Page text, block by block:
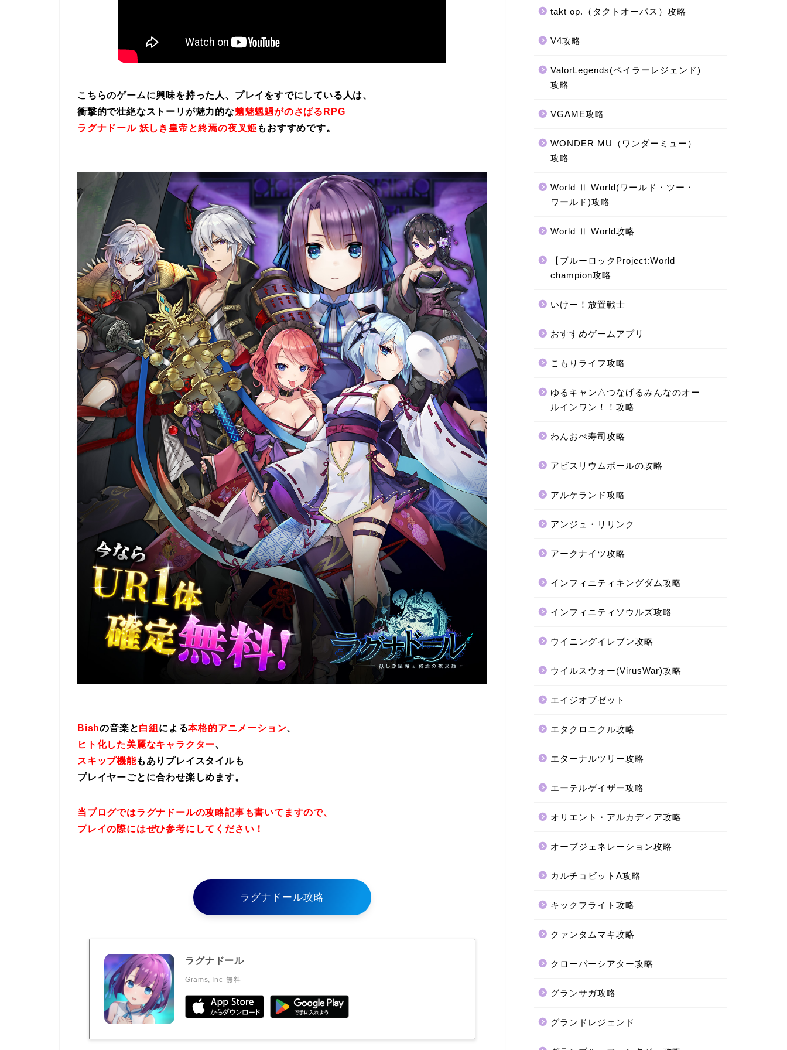
こちらのゲームに興味を持った人、プレイをすでにしている人は、
衝撃的で壮絶なストーリが魅力的な魑魅魍魎がのさばるRPG
ラグナドール 妖しき皇帝と終焉の夜叉姫 もおすすめです。
Bishの音楽と白組 による本格的アニメーション、
ヒト化した美麗なキャラクター、
スキップ機能もありプレイスタイルも
プレイヤーごとに合わせ楽しめます。
当ブログではラグナドールの攻略記事も書いてますので、
プレイの際にはぜひ参考にしてください！
ラグナドール攻略
ラグナドール
Grams, Inc 無料
takt op.（タクトオーパス）攻略
V4攻略
ValorLegends(ベイラーレジェンド)
攻略
VGAME攻略
WONDER MU（ワンダーミュー）
攻略
World Ⅱ World(ワールド・ツー・
ワールド)攻略
World Ⅱ World攻略
【ブルーロックProject:World
champion攻略
いけー！放置戦士
おすすめゲームアプリ
こもりライフ攻略
ゆるキャン△つなげるみんなのオー
ルインワン！！攻略
わんおぺ寿司攻略
アビスリウムポールの攻略
アルケランド攻略
アンジュ・リリンク
アークナイツ攻略
インフィニティキングダム攻略
インフィニティソウルズ攻略
ウイニングイレブン攻略
ウイルスウォー(VirusWar)攻略
エイジオブゼット
エタクロニクル攻略
エターナルツリー攻略
エーテルゲイザー攻略
オリエント・アルカディア攻略
オーブジェネレーション攻略
カルチョビットA攻略
キックフライト攻略
クァンタムマキ攻略
クローバーシアター攻略
グランサガ攻略
グランドレジェンド